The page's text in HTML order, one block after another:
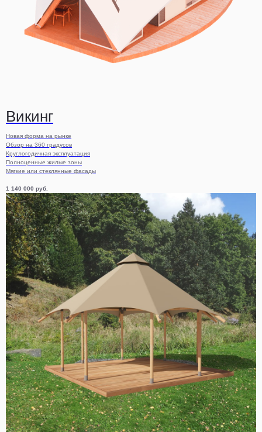
Викинг
Новая форма на рынке
Обзор на 360 градусов
Круглогодичная эксплуатация
Полноценные жилые зоны
Мягкие или стеклянные фасады
1 140 000 руб.